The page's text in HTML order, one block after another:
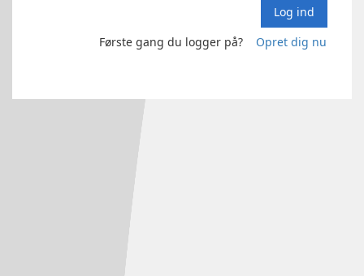
Log ind
Første gang du logger på?
Opret dig nu